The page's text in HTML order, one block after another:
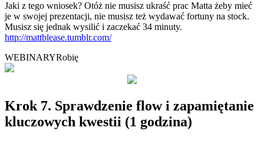
Jaki z tego wniosek? Otóż nie musisz ukraść prac Matta żeby mieć
je w swojej prezentacji, nie musisz też wydawać fortuny na stock.
Musisz się jednak wysilić i zaczekać 34 minuty.
http://mattblease.tumblr.com/
WEBINARYRobię
Krok 7. Sprawdzenie flow i zapamiętanie
kluczowych kwestii (1 godzina)